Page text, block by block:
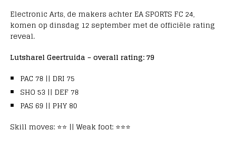
Electronic Arts, de makers achter EA SPORTS FC 24,
komen op dinsdag 12 september met de officiële rating
reveal.
Lutsharel Geertruida – overall rating: 79
PAC 78 || DRI 75
SHO 53 || DEF 78
PAS 69 || PHY 80
Skill moves: ⭐⭐ || Weak foot: ⭐⭐⭐